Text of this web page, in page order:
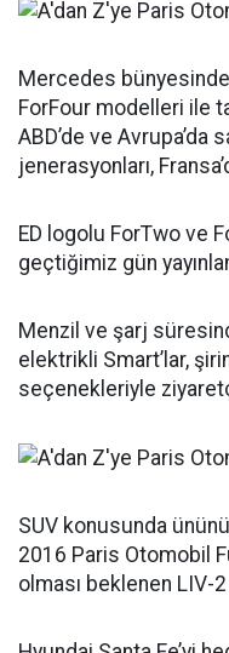
Mercedes
ForFour modelleri ile
ABD’de ve Avrupa’da
jenerasyonları,
ED logolu ForTwo ve
geçtiğimiz gün
Menzil ve şarj
elektrikli Smart’lar,
seçenekleriyle
SUV konusunda
2016 Paris Otomobil
olması beklenen